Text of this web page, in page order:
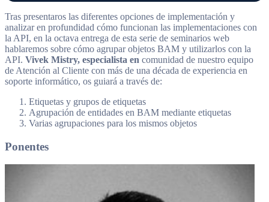
Tras presentaros las diferentes opciones de implementación y
analizar en profundidad cómo funcionan las implementaciones con
la API, en la octava entrega de esta serie de seminarios web
hablaremos sobre cómo agrupar objetos BAM y utilizarlos con la
API. Vivek Mistry, especialista en comunidad de nuestro equipo
de Atención al Cliente con más de una década de experiencia en
soporte informático, os guiará a través de:
Etiquetas y grupos de etiquetas
Agrupación de entidades en BAM mediante etiquetas
Varias agrupaciones para los mismos objetos
Ponentes